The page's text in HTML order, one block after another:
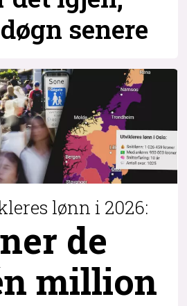
senere
lønn i 2026:
de
million